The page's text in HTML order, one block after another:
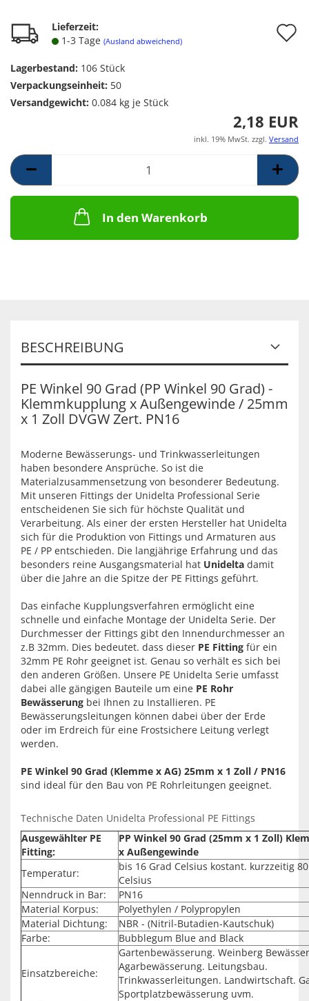
Lieferzeit:
1-3 Tage (Ausland abweichend)
Lagerbestand: 106 Stück
Verpackungseinheit: 50
Versandgewicht: 0.084 kg je Stück
2,18 EUR
inkl. 19% MwSt. zzgl. Versand
In den Warenkorb
BESCHREIBUNG
PE Winkel 90 Grad (PP Winkel 90 Grad) -
Klemmkupplung x Außengewinde / 25mm
x 1 Zoll DVGW Zert. PN16
Moderne Bewässerungs- und Trinkwasserleitungen
haben besondere Ansprüche. So ist die
Materialzusammensetzung von besonderer Bedeutung.
Mit unseren Fittings der Unidelta Professional Serie
entscheidenen Sie sich für höchste Qualität und
Verarbeitung. Als einer der ersten Hersteller hat Unidelta
sich für die Produktion von Fittings und Armaturen aus
PE / PP entschieden. Die langjährige Erfahrung und das
besonders reine Ausgangsmaterial hat Unidelta damit
über die Jahre an die Spitze der PE Fittings geführt.
Das einfache Kupplungsverfahren ermöglicht eine
schnelle und einfache Montage der Unidelta Serie. Der
Durchmesser der Fittings gibt den Innendurchmesser an
z.B 32mm. Dies bedeutet. dass dieser PE Fitting für ein
32mm PE Rohr geeignet ist. Genau so verhält es sich bei
den anderen Größen. Unsere PE Unidelta Serie umfasst
dabei alle gängigen Bauteile um eine PE Rohr
Bewässerung bei Ihnen zu Installieren. PE
Bewässerungsleitungen können dabei über der Erde
oder im Erdreich für eine Frostsichere Leitung verlegt
werden.
PE Winkel 90 Grad (Klemme x AG) 25mm x 1 Zoll / PN16
sind ideal für den Bau von PE Rohrleitungen geeignet.
Technische Daten Unidelta Professional PE Fittings
Ausgewählter PE
Fitting:
PP Winkel 90 Grad (25mm x 1 Zoll)
x Außengewinde
Temperatur:
bis 16 Grad Celsius kostant. kurzzeitig
Celsius
Nenndruck in Bar:
PN16
Material Korpus:
Polyethylen / Polypropylen
Material Dichtung:
NBR - (Nitril-Butadien-Kautschuk)
Farbe:
Bubblegum Blue and Black
Einsatzbereiche:
Gartenbewässerung. Weinberg
Agarbewässerung. Leitungsbau.
Trinkwasserleitungen. Landwirtschaft.
Sportplatzbewässerung uvm.